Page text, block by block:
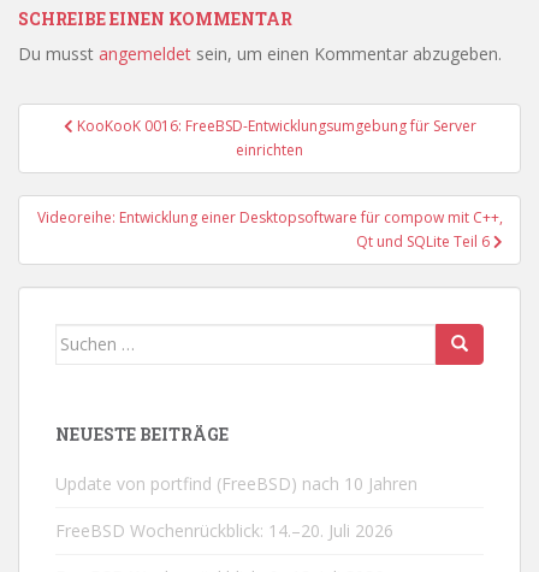
SCHREIBE EINEN KOMMENTAR
Du musst angemeldet sein, um einen Kommentar abzugeben.
Beitragsnavigation
KooKooK 0016: FreeBSD-Entwicklungsumgebung für Server
einrichten
Videoreihe: Entwicklung einer Desktopsoftware für compow mit C++,
Qt und SQLite Teil 6
Suchen
NEUESTE BEITRÄGE
Update von portfind (FreeBSD) nach 10 Jahren
FreeBSD Wochenrückblick: 14.–20. Juli 2026